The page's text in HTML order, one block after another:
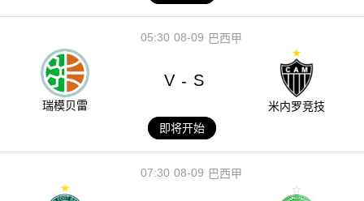
08-09
05:30 巴西甲
瑞模贝雷
V - S
米内罗竞技
即将开始
08-09
07:30 巴西甲